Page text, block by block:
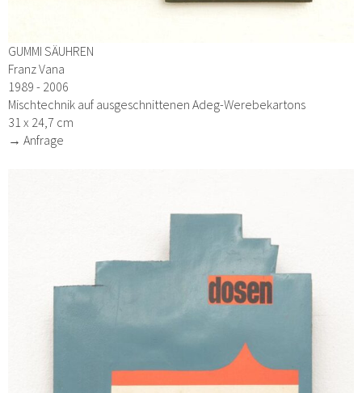
GUMMI SÄUHREN
Franz Vana
1989 - 2006
Mischtechnik auf ausgeschnittenen Adeg-Werebekartons
31 x 24,7 cm
→ Anfrage